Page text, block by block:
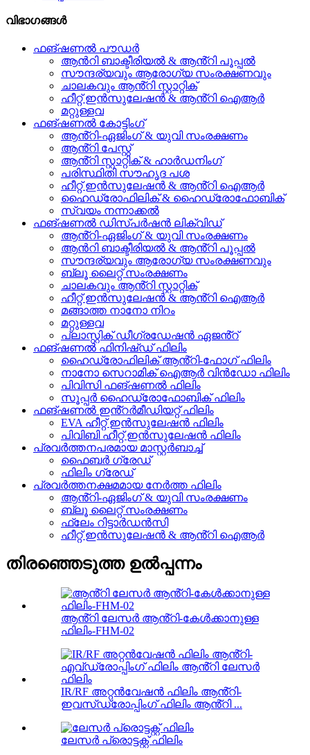
വിഭാഗങ്ങൾ
ഫങ്ഷണൽ പൗഡർ
ആൻറി ബാക്ടീരിയൽ & ആൻ്റി പൂപ്പൽ
സൗന്ദര്യവും ആരോഗ്യ സംരക്ഷണവും
ചാലകവും ആൻ്റി സ്റ്റാറ്റിക്
ഹീറ്റ് ഇൻസുലേഷൻ & ആൻ്റി ഐആർ
മറ്റുള്ളവ
ഫങ്ഷണൽ കോട്ടിംഗ്
ആൻ്റി-ഏജിംഗ് & യുവി സംരക്ഷണം
ആൻ്റി പേസ്റ്റ്
ആൻ്റി സ്റ്റാറ്റിക് & ഹാർഡനിംഗ്
പരിസ്ഥിതി സൗഹൃദ പശ
ഹീറ്റ് ഇൻസുലേഷൻ & ആൻ്റി ഐആർ
ഹൈഡ്രോഫിലിക് & ഹൈഡ്രോഫോബിക്
സ്വയം നന്നാക്കൽ
ഫങ്ഷണൽ ഡിസ്പർഷൻ ലിക്വിഡ്
ആൻ്റി-ഏജിംഗ് & യുവി സംരക്ഷണം
ആൻറി ബാക്ടീരിയൽ & ആൻ്റി പൂപ്പൽ
സൗന്ദര്യവും ആരോഗ്യ സംരക്ഷണവും
ബ്ലൂ ലൈറ്റ് സംരക്ഷണം
ചാലകവും ആൻ്റി സ്റ്റാറ്റിക്
ഹീറ്റ് ഇൻസുലേഷൻ & ആൻ്റി ഐആർ
മങ്ങാത്ത നാനോ നിറം
മറ്റുള്ളവ
പ്ലാസ്റ്റിക് ഡീഗ്രഡേഷൻ ഏജൻ്റ്
ഫങ്ഷണൽ ഫിനിഷ്ഡ് ഫിലിം
ഹൈഡ്രോഫിലിക് ആൻ്റി-ഫോഗ് ഫിലിം
നാനോ സെറാമിക് ഐആർ വിൻഡോ ഫിലിം
പിവിസി ഫങ്ഷണൽ ഫിലിം
സൂപ്പർ ഹൈഡ്രോഫോബിക് ഫിലിം
ഫങ്ഷണൽ ഇൻ്റർമീഡിയറ്റ് ഫിലിം
EVA ഹീറ്റ് ഇൻസുലേഷൻ ഫിലിം
പിവിബി ഹീറ്റ് ഇൻസുലേഷൻ ഫിലിം
പ്രവർത്തനപരമായ മാസ്റ്റർബാച്ച്
ഫൈബർ ഗ്രേഡ്
ഫിലിം ഗ്രേഡ്
പ്രവർത്തനക്ഷമമായ നേർത്ത ഫിലിം
ആൻ്റി-ഏജിംഗ് & യുവി സംരക്ഷണം
ബ്ലൂ ലൈറ്റ് സംരക്ഷണം
ഫ്ലേം റിട്ടാർഡൻസി
ഹീറ്റ് ഇൻസുലേഷൻ & ആൻ്റി ഐആർ
തിരഞ്ഞെടുത്ത ഉൽപ്പന്നം
ആൻ്റി ലേസർ ആൻ്റി-കേൾക്കാനുള്ള
ഫിലിം-FHM-02
IR/RF അറ്റൻവേഷൻ ഫിലിം ആൻ്റി-
ഇവസ്‌ഡ്രോപ്പിംഗ് ഫിലിം ആൻ്റി ...
ലേസർ പ്രൊട്ടക്റ്റ് ഫിലിം